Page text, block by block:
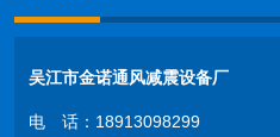
吴江市金诺通风减震设备厂
电 话：18913098299